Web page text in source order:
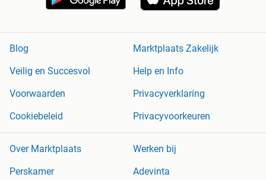
Blog
Marktplaats Zakelijk
Veilig en Succesvol
Help en Info
Voorwaarden
Privacyverklaring
Cookiebeleid
Privacyvoorkeuren
Over Marktplaats
Werken bij
Perskamer
Adevinta